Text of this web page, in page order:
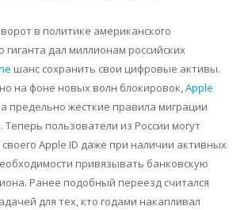
в политике американского
гиганта дал миллионам российских
шанс сохранить свои цифровые активы.
на фоне новых волн блокировок,Apple
предельно жесткие правила миграции
Теперь пользователи из России могут
Apple ID даже при наличии активных
привязывать банковскую
Ранее подобный переезд считался
для тех, кто годами накапливал